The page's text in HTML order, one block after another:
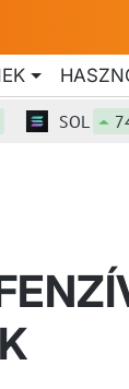
SOL 74,82$